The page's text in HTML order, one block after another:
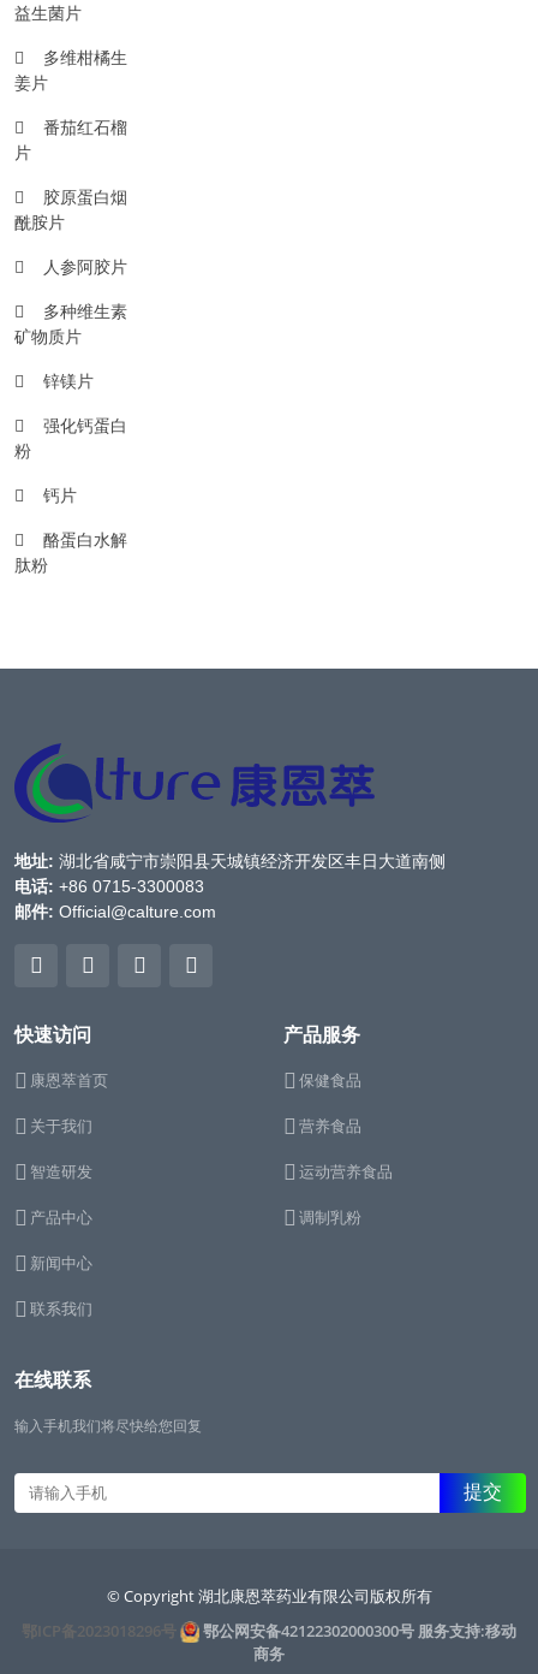
益生菌片
多维柑橘生
姜片
番茄红石榴
片
胶原蛋白烟
酰胺片
人参阿胶片
多种维生素
矿物质片
锌镁片
强化钙蛋白
粉
钙片
酪蛋白水解
肽粉
地址: 湖北省咸宁市崇阳县天城镇经济开发区丰日大道南侧
电话: +86 0715-3300083
邮件: Official@calture.com
快速访问
康恩萃首页
关于我们
智造研发
产品中心
新闻中心
联系我们
产品服务
保健食品
营养食品
运动营养食品
调制乳粉
在线联系
输入手机我们将尽快给您回复
© Copyright 湖北康恩萃药业有限公司版权所有
鄂ICP备2023018296号
鄂公网安备42122302000300号 服务支持:移动
商务